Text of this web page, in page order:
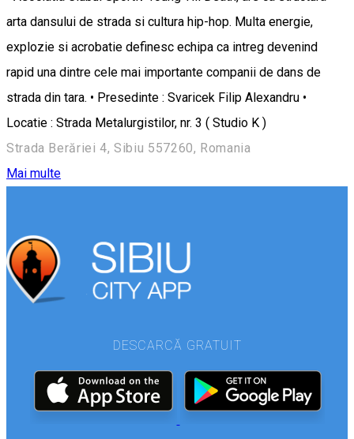
arta dansului de strada si cultura hip-hop. Multa energie,
explozie si acrobatie definesc echipa ca intreg devenind
rapid una dintre cele mai importante companii de dans de
strada din tara. • Presedinte : Svaricek Filip Alexandru •
Locatie : Strada Metalurgistilor, nr. 3 ( Studio K )
Strada Berăriei 4, Sibiu 557260, Romania
Mai multe
DESCARCĂ GRATUIT